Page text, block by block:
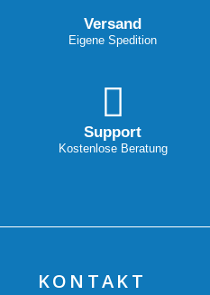
Versand
Eigene Spedition
Support
Kostenlose Beratung
KONTAKT